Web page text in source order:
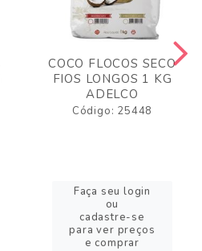
COCO FLOCOS SECO
FIOS LONGOS 1 KG
ADELCO
Código: 25448
Faça seu login
ou
cadastre-se
para ver preços
e comprar